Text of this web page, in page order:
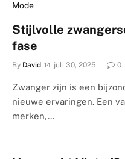
Mode
Stijlvolle
fase
By David juli 30, 2025 0
Zwanger zijn is een
nieuwe ervaringen. Een
merken,…